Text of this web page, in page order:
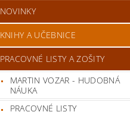
NOVINKY
KNIHY A UČEBNICE
PRACOVNÉ LISTY A ZOŠITY
MARTIN VOZAR - HUDOBNÁ
NÁUKA
PRACOVNÉ LISTY